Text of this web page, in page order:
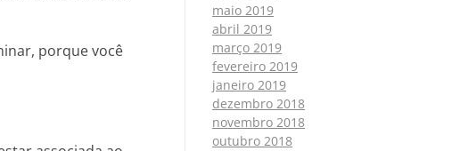
porque você
maio 2019
abril 2019
março 2019
fevereiro 2019
janeiro 2019
dezembro 2018
novembro 2018
outubro 2018